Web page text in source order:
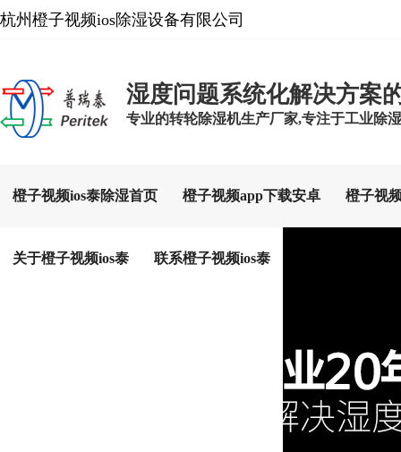
杭州橙子视频ios除湿设备有限公司
湿度问题系统化解决方案
专业的转轮除湿机生产厂家,专注于工业除湿设
橙子视频ios泰除湿首页 橙子视频app下载安卓 橙子视
关于橙子视频ios泰 联系橙子视频ios泰